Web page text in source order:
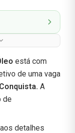
está com
de uma vaga
A
de
detalhes